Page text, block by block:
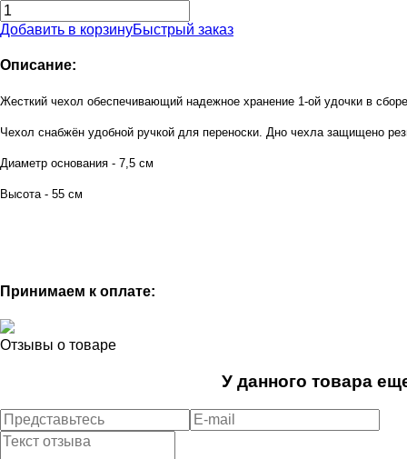
Добавить в корзинуБыстрый заказ
Описание:
Жесткий чехол обеспечивающий надежное хранение 1-ой удочки в
Чехол снабжён удобной ручкой для переноски. Дно чехла защищено
Диаметр основания - 7,5 см
Высота - 55 см
Принимаем к оплате:
Отзывы о товаре
У данного товара